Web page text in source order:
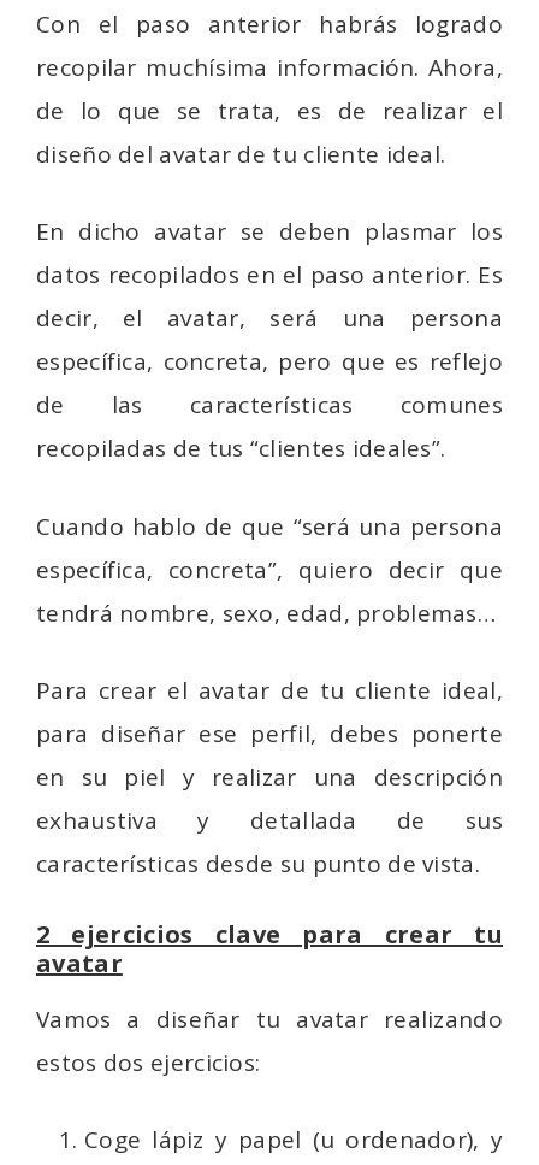
Con el paso anterior habrás logrado
recopilar muchísima información. Ahora,
de lo que se trata, es de realizar el
diseño del avatar de tu cliente ideal.
En dicho avatar se deben plasmar los
datos recopilados en el paso anterior. Es
decir, el avatar, será una persona
específica, concreta, pero que es reflejo
de las características comunes
recopiladas de tus “clientes ideales”.
Cuando hablo de que “será una persona
específica, concreta”, quiero decir que
tendrá nombre, sexo, edad, problemas…
Para crear el avatar de tu cliente ideal,
para diseñar ese perfil, debes ponerte
en su piel y realizar una descripción
exhaustiva y detallada de sus
características desde su punto de vista.
2 ejercicios clave para crear tu
avatar
Vamos a diseñar tu avatar realizando
estos dos ejercicios:
Coge lápiz y papel (u ordenador), y